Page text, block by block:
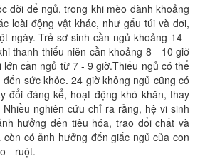
đời để ngủ, trong khi mèo dành khoảng
loài động vật khác, như gấu túi và dơi,
ngày. Trẻ sơ sinh cần ngủ khoảng 14 -
thanh thiếu niên cần khoảng 8 - 10 giờ
cần ngủ từ 7 - 9 giờ.Thiếu ngủ có thể
sức khỏe. 24 giờ không ngủ cũng có
đổi đáng kể, hoạt động khó khăn, thay
nghiên cứu chỉ ra rằng, hệ vi sinh
hưởng đến tiêu hóa, trao đổi chất và
có ảnh hưởng đến giấc ngủ của con
- ruột.